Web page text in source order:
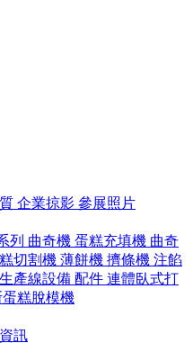
企業掠影 參展照片
列 曲奇機 蛋糕充填機 曲奇
切割機 薄餅機 擠條機 注餡
產線設備 配件 連體臥式打
糕脫模機
訊